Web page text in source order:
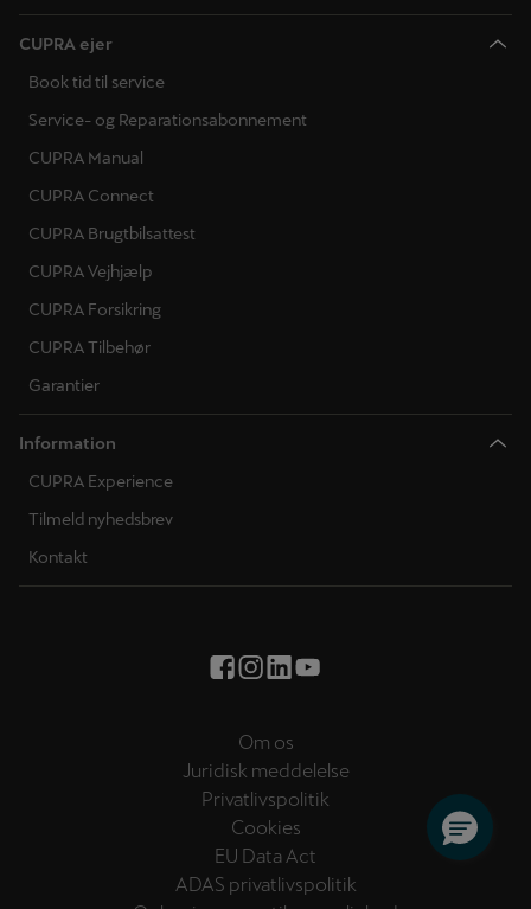
CUPRA ejer
Book tid til service
Service- og Reparationsabonnement
CUPRA Manual
CUPRA Connect
CUPRA Brugtbilsattest
CUPRA Vejhjælp
CUPRA Forsikring
CUPRA Tilbehør
Garantier
Information
CUPRA Experience
Tilmeld nyhedsbrev
Kontakt
Om os
Juridisk meddelelse
Privatlivspolitik
Cookies
EU Data Act
ADAS privatlivspolitik